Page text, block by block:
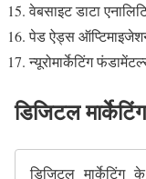
वेबसाइट डाटा
पेड ऐड्स
न्यूरोमार्केटिंग
डिजिटल
डिजिटल